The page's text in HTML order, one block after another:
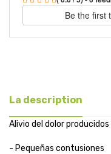
Be the first
La description
Alivio del dolor producidos
- Pequeñas contusiones